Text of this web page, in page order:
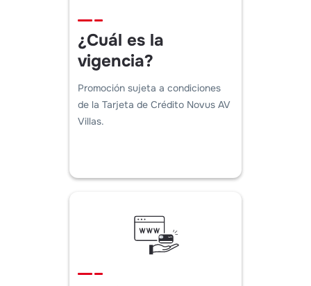
¿Cuál es la
vigencia?
Promoción sujeta a condiciones
de la Tarjeta de Crédito Novus AV
Villas.